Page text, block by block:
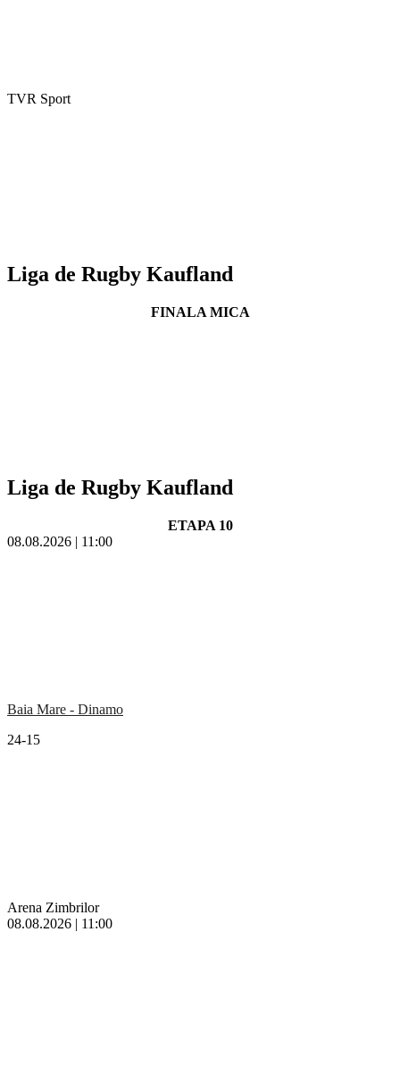
TVR Sport
Liga de Rugby Kaufland
FINALA MICA
Liga de Rugby Kaufland
ETAPA 10
08.08.2026 | 11:00
Baia Mare - Dinamo
24-15
Arena Zimbrilor
08.08.2026 | 11:00